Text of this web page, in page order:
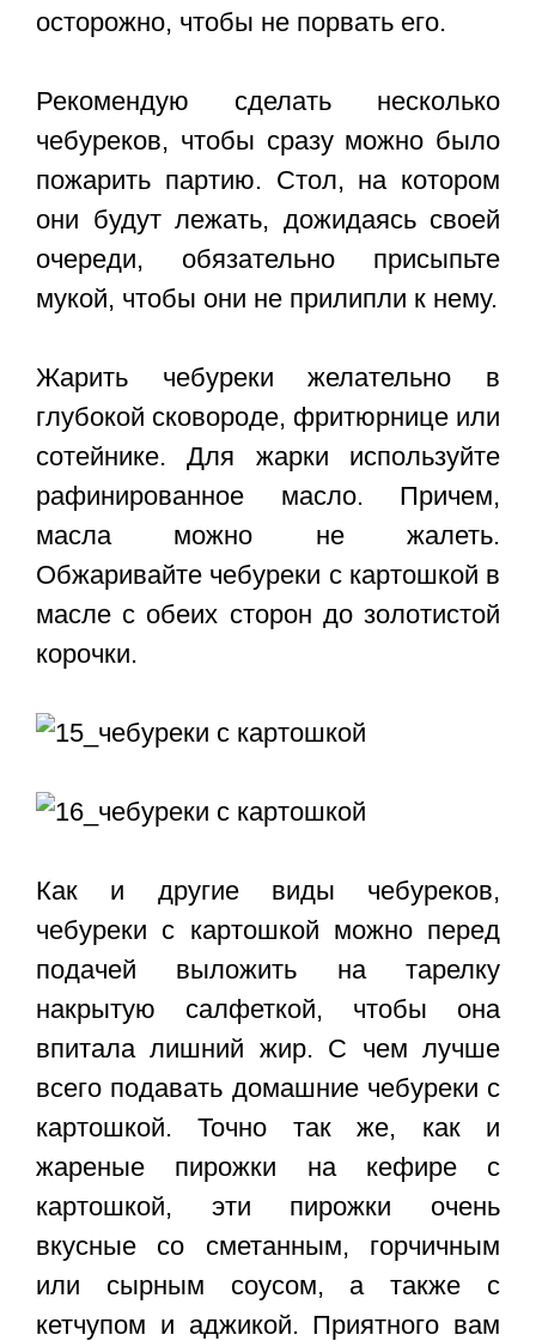
осторожно, чтобы не порвать его.
Рекомендую сделать несколько
чебуреков, чтобы сразу можно было
пожарить партию. Стол, на котором
они будут лежать, дожидаясь своей
очереди, обязательно присыпьте
мукой, чтобы они не прилипли к нему.
Жарить чебуреки желательно в
глубокой сковороде, фритюрнице или
сотейнике. Для жарки используйте
рафинированное масло. Причем,
масла можно не жалеть.
Обжаривайте чебуреки с картошкой в
масле с обеих сторон до золотистой
корочки.
Как и другие виды чебуреков,
чебуреки с картошкой можно перед
подачей выложить на тарелку
накрытую салфеткой, чтобы она
впитала лишний жир. С чем лучше
всего подавать домашние чебуреки с
картошкой. Точно так же, как и
жареные пирожки на кефире с
картошкой, эти пирожки очень
вкусные со сметанным, горчичным
или сырным соусом, а также с
кетчупом и аджикой. Приятного вам